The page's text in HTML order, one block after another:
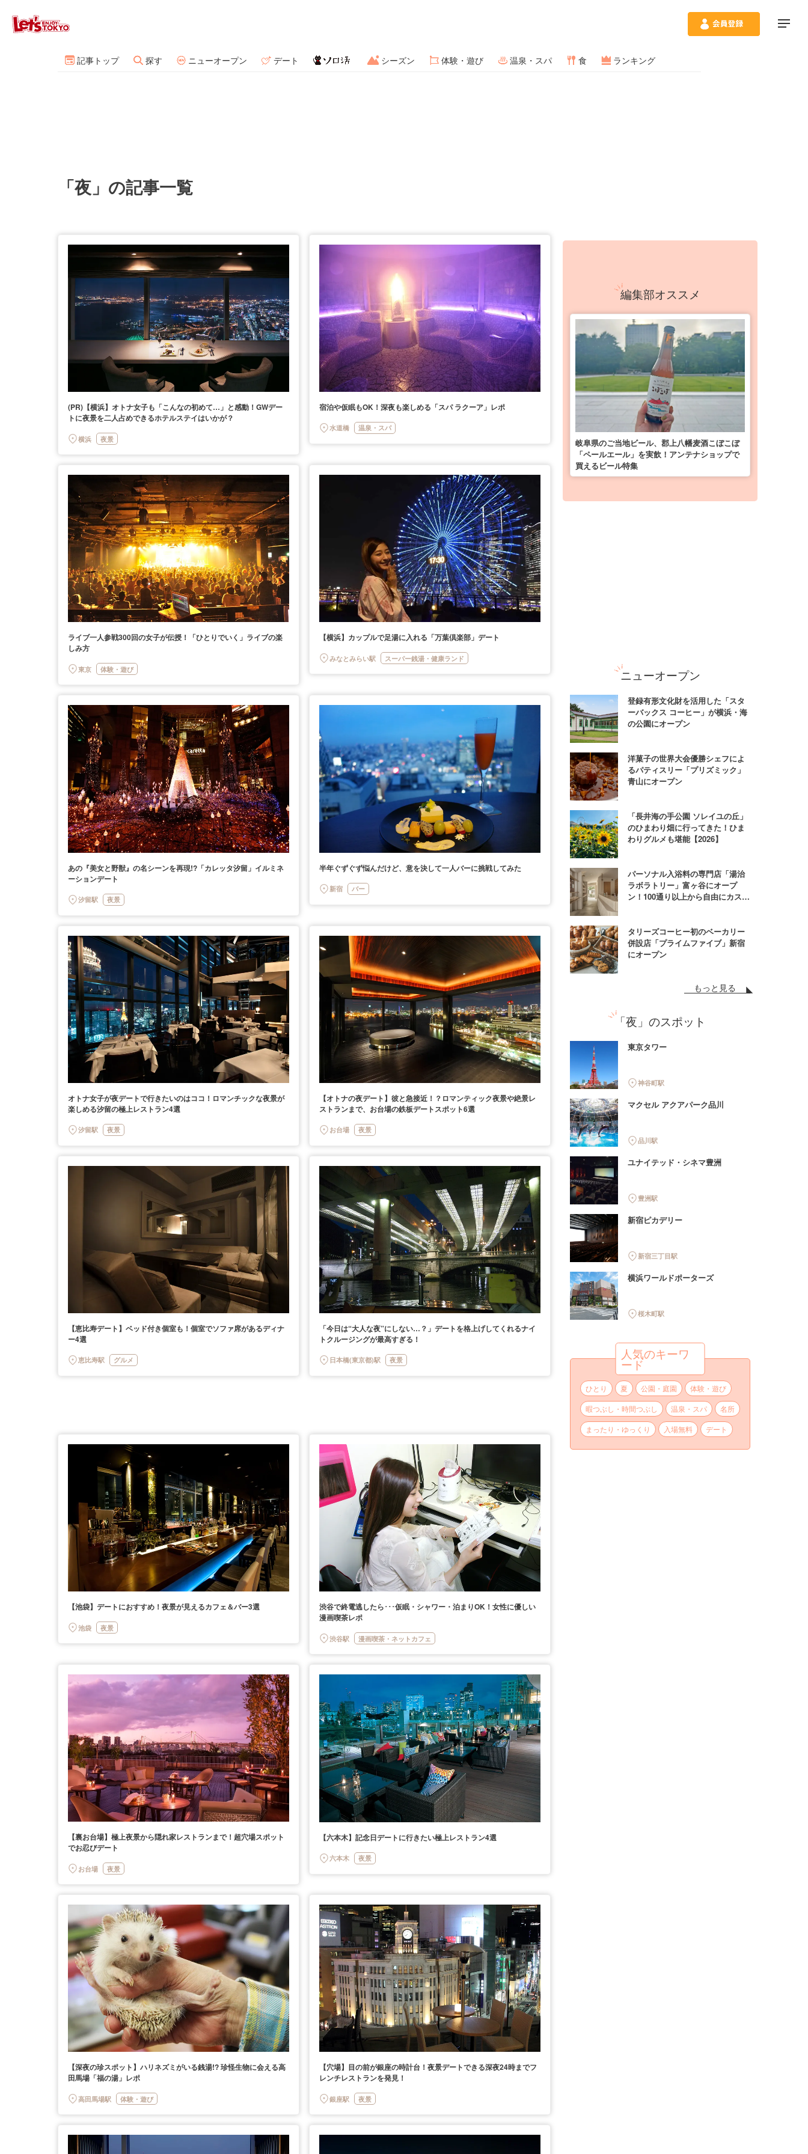
記事トップ 探す ニューオープン デート シーズン 体験・遊び 温泉・スパ 食 ランキング
「夜」の記事一覧
(PR)【横浜】オトナ女子も「こんなの初めて…」と感動！GWデー
トに夜景を二人占めできるホテルステイはいかが？
横浜 夜景
宿泊や仮眠もOK！深夜も楽しめる「スパ ラクーア」レポ
水道橋 温泉・スパ
ライブ一人参戦300回の女子が伝授！「ひとりでいく」ライブの楽
しみ方
東京 体験・遊び
【横浜】カップルで足湯に入れる「万葉倶楽部」デート
みなとみらい駅 スーパー銭湯・健康ランド
あの『美女と野獣』の名シーンを再現!?「カレッタ汐留」イルミネ
ーションデート
汐留駅 夜景
半年ぐずぐず悩んだけど、意を決して一人バーに挑戦してみた
新宿 バー
オトナ女子が夜デートで行きたいのはココ！ロマンチックな夜景が
楽しめる汐留の極上レストラン4選
汐留駅 夜景
【オトナの夜デート】彼と急接近！？ロマンティック夜景や絶景レ
ストランまで、お台場の鉄板デートスポット6選
お台場 夜景
【恵比寿デート】ベッド付き個室も！個室でソファ席があるディナ
ー4選
恵比寿駅 グルメ
「今日は“大人な夜”にしない…？」デートを格上げしてくれるナイ
トクルージングが最高すぎる！
日本橋(東京都)駅 夜景
【池袋】デートにおすすめ！夜景が見えるカフェ＆バー3選
池袋 夜景
渋谷で終電逃したら･･･仮眠・シャワー・泊まりOK！女性に優しい
漫画喫茶レポ
渋谷駅 漫画喫茶・ネットカフェ
【裏お台場】極上夜景から隠れ家レストランまで！超穴場スポット
でお忍びデート
お台場 夜景
【六本木】記念日デートに行きたい極上レストラン4選
六本木 夜景
【深夜の珍スポット】ハリネズミがいる銭湯!? 珍怪生物に会える高
田馬場「福の湯」レポ
高田馬場駅 体験・遊び
【穴場】目の前が銀座の時計台！夜景デートできる深夜24時までフ
レンチレストランを発見！
銀座駅 夜景
編集部オススメ
岐阜県のご当地ビール、郡上八幡麦酒こぼこぼ
「ペールエール」を実飲！アンテナショップで
買えるビール特集
ニューオープン
登録有形文化財を活用した「スタ
ーバックス コーヒー」が横浜・海
の公園にオープン
洋菓子の世界大会優勝シェフによ
るパティスリー「プリズミック」
青山にオープン
「長井海の手公園 ソレイユの丘」
のひまわり畑に行ってきた！ひま
わりグルメも堪能【2026】
パーソナル入浴料の専門店「湯治
ラボラトリー」富ヶ谷にオープ
ン！100通り以上から自由にカスタ
タリーズコーヒー初のベーカリー
併設店「プライムファイブ」新宿
にオープン
もっと見る
「夜」のスポット
東京タワー
神谷町駅
マクセル アクアパーク品川
品川駅
ユナイテッド・シネマ豊洲
豊洲駅
新宿ピカデリー
新宿三丁目駅
横浜ワールドポーターズ
桜木町駅
人気のキーワ
ード
ひとり 夏 公園・庭園
体験・遊び
暇つぶし・時間つぶし
温泉・スパ
名所
まったり・ゆっくり
入場無料 デート